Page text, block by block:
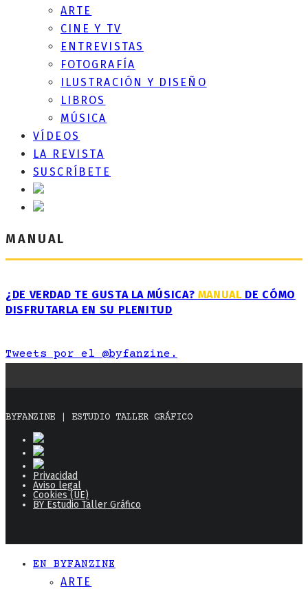
ARTE
CINE Y TV
ENTREVISTAS
FOTOGRAFÍA
ILUSTRACIÓN Y DISEÑO
LIBROS
MÚSICA
VÍDEOS
LA REVISTA
SUSCRÍBETE
MANUAL
¿DE VERDAD TE GUSTA LA MÚSICA? MANUAL DE CÓMO
DISFRUTARLA EN SU PLENITUD
Tweets por el @byfanzine.
BYFANZINE | ESTUDIO TALLER GRÁFICO
Privacidad
Aviso legal
Cookies (UE)
BY Estudio Taller Gráfico
EN BYFANZINE
ARTE